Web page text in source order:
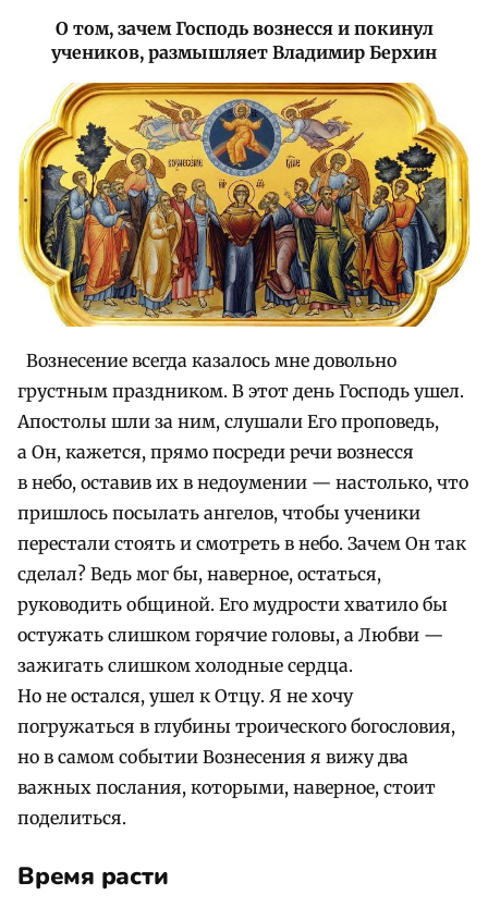
О том, зачем Господь вознесся и покинул
учеников, размышляет Владимир Берхин
Вознесение всегда казалось мне довольно
грустным праздником. В этот день Господь ушел.
Апостолы шли за ним, слушали Его проповедь,
а Он, кажется, прямо посреди речи вознесся
в небо, оставив их в недоумении — настолько, что
пришлось посылать ангелов, чтобы ученики
перестали стоять и смотреть в небо. Зачем Он так
сделал? Ведь мог бы, наверное, остаться,
руководить общиной. Его мудрости хватило бы
остужать слишком горячие головы, а Любви —
зажигать слишком холодные сердца.
Но не остался, ушел к Отцу. Я не хочу
погружаться в глубины троического богословия,
но в самом событии Вознесения я вижу два
важных послания, которыми, наверное, стоит
поделиться.
Время расти